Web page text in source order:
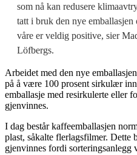
som nå kan redusere
tatt i bruk den nye
våre er veldig positive, sier
Löfbergs.
Arbeidet med den nye
på å være 100 prosent sirkulær
emballasje med resirkulerte eller
gjenvinnes.
I dag består kaffeemballasjen
plast, såkalte flerlagsfilmer. Dette
gjenvinnes fordi